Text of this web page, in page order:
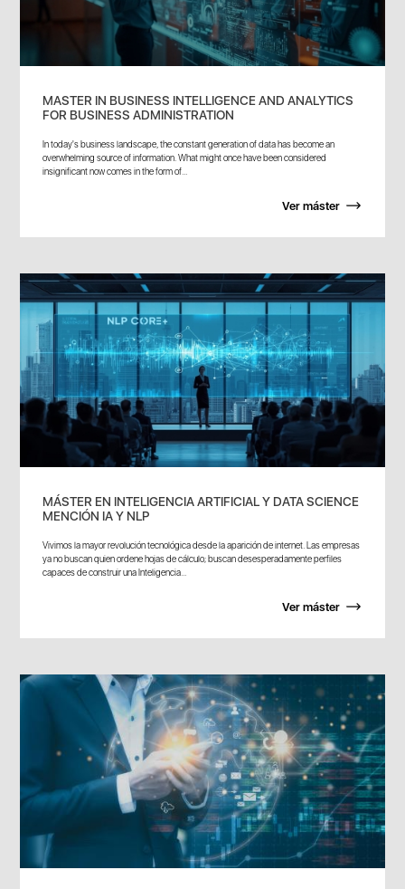
MASTER IN BUSINESS INTELLIGENCE AND ANALYTICS
FOR BUSINESS ADMINISTRATION
In today's business landscape, the constant generation of data has become an
overwhelming source of information. What might once have been considered
insignificant now comes in the form of...
Ver máster
MÁSTER EN INTELIGENCIA ARTIFICIAL Y DATA SCIENCE
MENCIÓN IA Y NLP
Vivimos la mayor revolución tecnológica desde la aparición de internet. Las empresas
ya no buscan quien ordene hojas de cálculo; buscan desesperadamente perfiles
capaces de construir una Inteligencia...
Ver máster